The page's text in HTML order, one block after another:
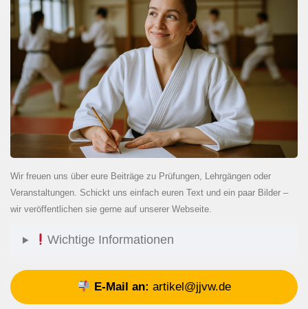
Wir freuen uns über eure Beiträge zu Prüfungen, Lehrgängen oder
Veranstaltungen. Schickt uns einfach euren Text und ein paar Bilder –
wir veröffentlichen sie gerne auf unserer Webseite.
Wichtige Informationen
E-Mail an: artikel@jjvw.de